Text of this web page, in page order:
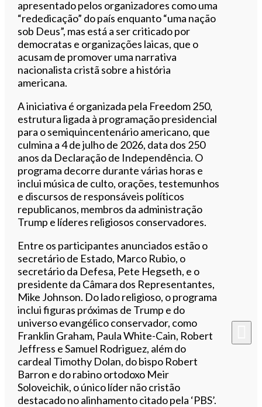
apresentado pelos organizadores como uma
“rededicação” do país enquanto “uma nação
sob Deus”, mas está a ser criticado por
democratas e organizações laicas, que o
acusam de promover uma narrativa
nacionalista cristã sobre a história
americana.
A iniciativa é organizada pela Freedom 250,
estrutura ligada à programação presidencial
para o semiquincentenário americano, que
culmina a 4 de julho de 2026, data dos 250
anos da Declaração de Independência. O
programa decorre durante várias horas e
inclui música de culto, orações, testemunhos
e discursos de responsáveis políticos
republicanos, membros da administração
Trump e líderes religiosos conservadores.
Entre os participantes anunciados estão o
secretário de Estado, Marco Rubio, o
secretário da Defesa, Pete Hegseth, e o
presidente da Câmara dos Representantes,
Mike Johnson. Do lado religioso, o programa
inclui figuras próximas de Trump e do
universo evangélico conservador, como
Franklin Graham, Paula White-Cain, Robert
Jeffress e Samuel Rodriguez, além do
cardeal Timothy Dolan, do bispo Robert
Barron e do rabino ortodoxo Meir
Soloveichik, o único líder não cristão
destacado no alinhamento citado pela ‘PBS’.